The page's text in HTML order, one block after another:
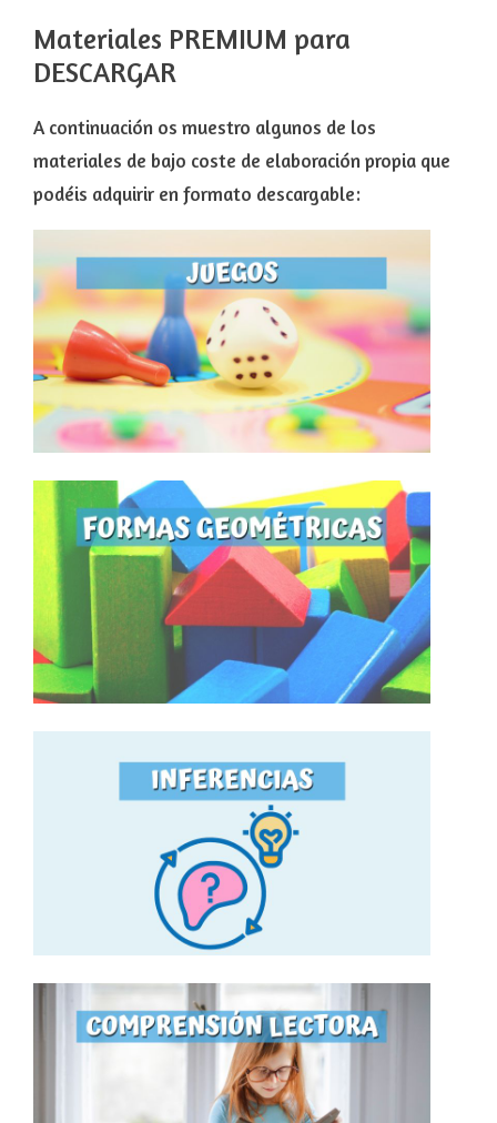
Materiales PREMIUM para
DESCARGAR
A continuación os muestro algunos de los
materiales de bajo coste de elaboración propia que
podéis adquirir en formato descargable: